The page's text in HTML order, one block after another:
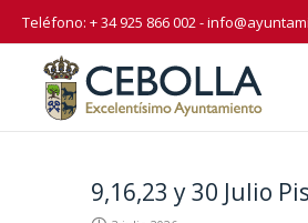
Teléfono: + 34 925 866 002 -
9,16,23 y 30 Julio